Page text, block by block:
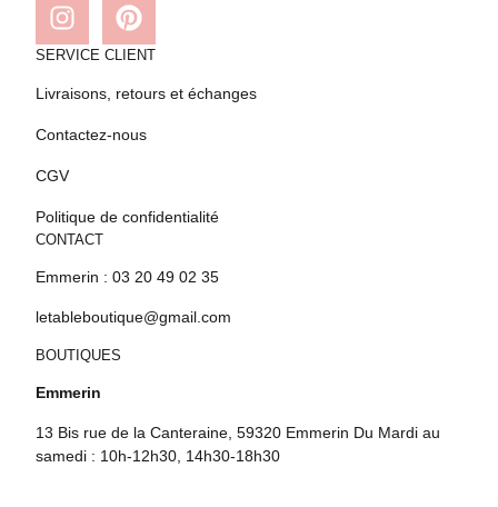
SERVICE CLIENT
Livraisons, retours et échanges
Contactez-nous
CGV
Politique de confidentialité
CONTACT
Emmerin : 03 20 49 02 35
letableboutique@gmail.com
BOUTIQUES
Emmerin
13 Bis rue de la Canteraine, 59320 Emmerin Du Mardi au
samedi : 10h-12h30, 14h30-18h30